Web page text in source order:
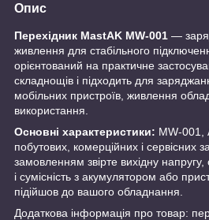
Опис
Перехідник MastAK MW-001 —
живлення для стабільного
орієнтований на практичне
складнощів і підходить для
мобільних пристроїв, живлення
використання.
Основні характеристики: MW-001,
побутових, комерційних і сервісних
замовленням звірте вихідну
і сумісність з акумулятором або
підійшов до вашого обладнання.
Додаткова інформація про товар: